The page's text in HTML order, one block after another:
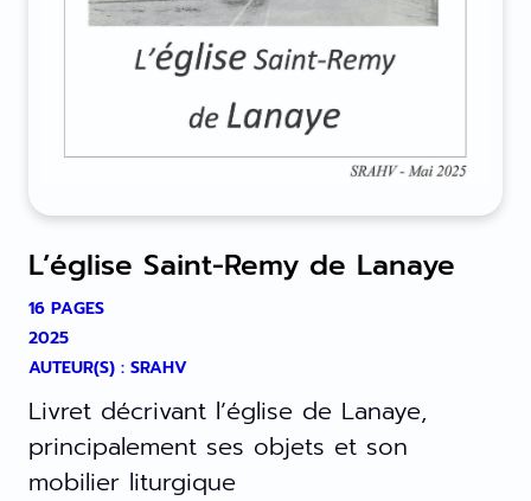
L’église Saint-Remy de Lanaye
16 PAGES
2025
AUTEUR(S) : SRAHV
Livret décrivant l’église de Lanaye,
principalement ses objets et son
mobilier liturgique